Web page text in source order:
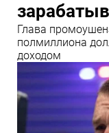
Глава
полмиллиона
доходом